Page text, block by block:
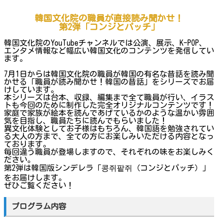
韓国文化院の職員が直接読み聞かせ！
第2弾「コンジとパッチ」
韓国文化院のYouTubeチャンネルでは公演、展示、K-POP、
エンタメ情報など幅広い韓国文化のコンテンツを発信してい
ます。
7月1日からは韓国文化院の職員が韓国の有名な昔話を読み聞
かせる「職員が読み聞かせ！韓国の昔話」をシリーズでお届
けしています。
本シリーズは台本、収録、編集まで全て職員が行い、イラス
トも今回のために制作した完全オリジナルコンテンツです！
家庭で家族が絵本を読んであげているかのような温かい雰囲
気を目指し、職員たちに読んでもらいました！
異文化体験としてお子様はもちろん、韓国語を勉強されてい
る大人の方まで、全ての方にお楽しみいただける内容となっ
ております。
毎回違う職員が登場しますので、それぞれの味をお楽しみく
ださい。
第2弾は韓国版シンデレラ「콩쥐팥쥐（コンジとパッチ）」
をお届けします。
ぜひご覧ください！
プログラム内容